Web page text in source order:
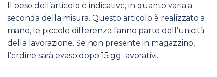
Il peso dell’articolo è indicativo, in quanto varia a
seconda della misura. Questo articolo è realizzato a
mano, le piccole differenze fanno parte dell’unicità
della lavorazione. Se non presente in magazzino,
l’ordine sarà evaso dopo 15 gg lavorativi.